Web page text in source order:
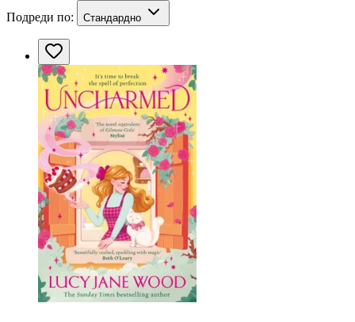
Подреди по:
Стандардно